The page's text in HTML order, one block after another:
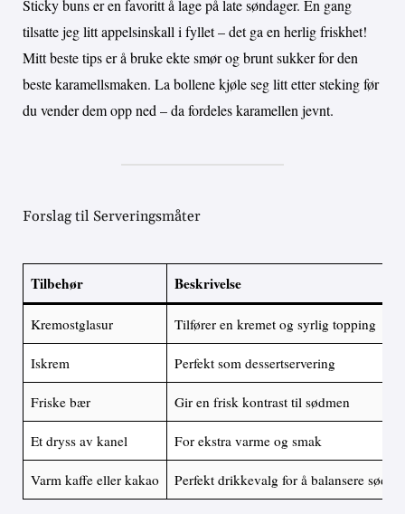
Sticky buns er en favoritt å lage på late søndager. En gang
tilsatte jeg litt appelsinskall i fyllet – det ga en herlig friskhet!
Mitt beste tips er å bruke ekte smør og brunt sukker for den
beste karamellsmaken. La bollene kjøle seg litt etter steking før
du vender dem opp ned – da fordeles karamellen jevnt.
Forslag til Serveringsmåter
Tilbehør Beskrivelse
Kremostglasur Tilfører en kremet og syrlig topping
Iskrem Perfekt som dessertservering
Friske bær Gir en frisk kontrast til sødmen
Et dryss av kanel For ekstra varme og smak
Varm kaffe eller kakao Perfekt drikkevalg for å balansere